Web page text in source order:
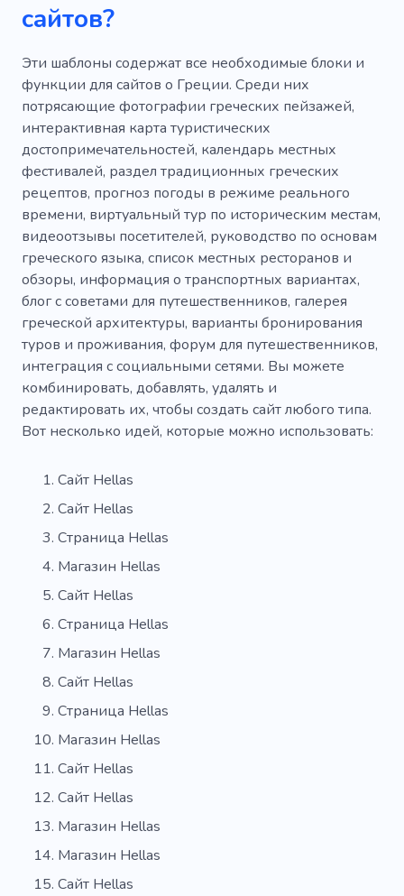
сайтов?
Эти шаблоны содержат все необходимые блоки и
функции для сайтов о Греции. Среди них
потрясающие фотографии греческих пейзажей,
интерактивная карта туристических
достопримечательностей, календарь местных
фестивалей, раздел традиционных греческих
рецептов, прогноз погоды в режиме реального
времени, виртуальный тур по историческим местам,
видеоотзывы посетителей, руководство по основам
греческого языка, список местных ресторанов и
обзоры, информация о транспортных вариантах,
блог с советами для путешественников, галерея
греческой архитектуры, варианты бронирования
туров и проживания, форум для путешественников,
интеграция с социальными сетями. Вы можете
комбинировать, добавлять, удалять и
редактировать их, чтобы создать сайт любого типа.
Вот несколько идей, которые можно использовать:
Сайт Hellas
Сайт Hellas
Страница Hellas
Магазин Hellas
Сайт Hellas
Страница Hellas
Магазин Hellas
Сайт Hellas
Страница Hellas
Магазин Hellas
Сайт Hellas
Сайт Hellas
Магазин Hellas
Магазин Hellas
Сайт Hellas